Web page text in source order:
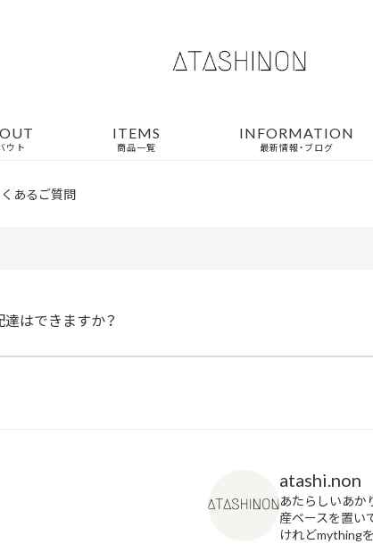
ウト
ITEMS
商品一覧
INFORMATION
最新情報・ブログ
あるご質問
はできますか？
atashi.non
あたらしいあか
産ベースを置い
けれどmything